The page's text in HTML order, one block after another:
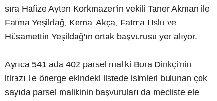
sıra Hafize Ayten Korkmazer'in vekili Taner Akman ile
Fatma Yeşildağ, Kemal Akça, Fatma Uslu ve
Hüsamettin Yeşildağ'ın ortak başvurusu yer alıyor.
Ayrıca 541 ada 402 parsel maliki Bora Dinkçi'nin
itirazı ile önerge ekindeki listede isimleri bulunan çok
sayıda parsel malikinin başvuruları da mecliste ele